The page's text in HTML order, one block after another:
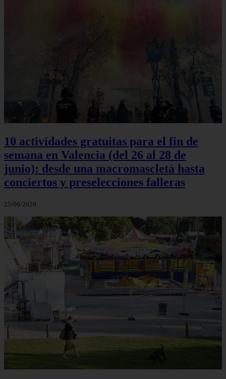
10 actividades gratuitas para el fin de
semana en Valencia (del 26 al 28 de
junio): desde una macromascletà hasta
conciertos y preselecciones falleras
25/06/2026